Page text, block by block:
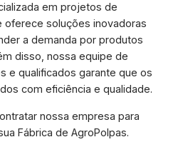
em projetos de
oferece soluções inovadoras
a demanda por produtos
disso, nossa equipe de
e qualificados garante que os
com eficiência e qualidade.
nossa empresa para
Fábrica de AgroPolpas.